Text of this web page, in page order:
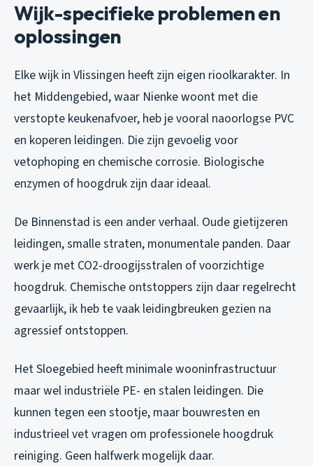
Wijk-specifieke problemen en
oplossingen
Elke wijk in Vlissingen heeft zijn eigen rioolkarakter. In
het Middengebied, waar Nienke woont met die
verstopte keukenafvoer, heb je vooral naoorlogse PVC
en koperen leidingen. Die zijn gevoelig voor
vetophoping en chemische corrosie. Biologische
enzymen of hoogdruk zijn daar ideaal.
De Binnenstad is een ander verhaal. Oude gietijzeren
leidingen, smalle straten, monumentale panden. Daar
werk je met CO2-droogijsstralen of voorzichtige
hoogdruk. Chemische ontstoppers zijn daar regelrecht
gevaarlijk, ik heb te vaak leidingbreuken gezien na
agressief ontstoppen.
Het Sloegebied heeft minimale wooninfrastructuur
maar wel industriële PE- en stalen leidingen. Die
kunnen tegen een stootje, maar bouwresten en
industrieel vet vragen om professionele hoogdruk
reiniging. Geen halfwerk mogelijk daar.